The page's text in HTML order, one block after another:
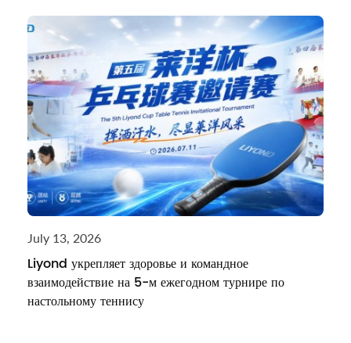
July 13, 2026
Liyond укрепляет здоровье и командное
взаимодействие на 5-м ежегодном турнире по
настольному теннису